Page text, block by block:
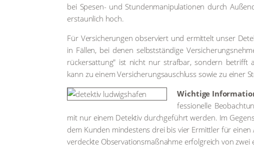
bei Spe­sen- und Stun­den­ma­ni­pu­la­tio­nen durch
erstaun­lich hoch.
Für Ver­si­che­run­gen obser­viert und ermit­telt unser
in Fäl­len, bei denen selbst­stän­di­ge
rück­ersat­tung" ist nicht nur straf­bar, son­dern betrifft
kann zu einem Ver­si­che­rungs­au­schluss sowie zu einer
Wich­ti­ge
fes­sio­nel­le
mit nur einem Detek­tiv durch­ge­führt wer­den. Im
dem Kun­den min­des­tens drei bis vier Ermitt­ler für
ver­deck­te Obser­va­ti­ons­maß­nah­me erfolg­reich von